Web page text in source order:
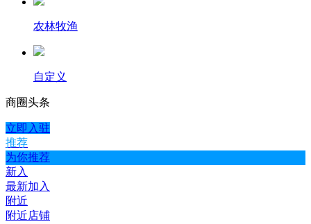
农林牧渔
自定义
商圈头条
立即入驻
推荐
为你推荐
新入
最新加入
附近
附近店铺